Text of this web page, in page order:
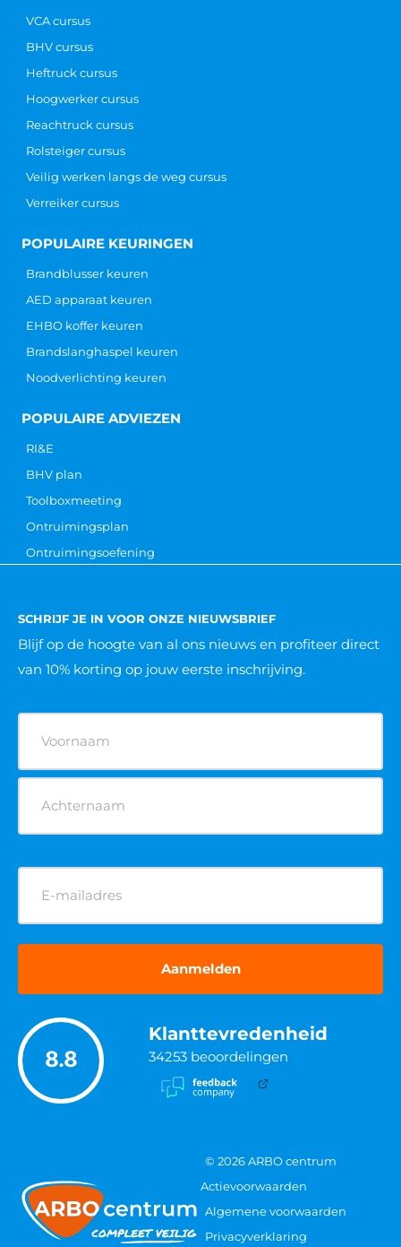
VCA cursus
BHV cursus
Heftruck cursus
Hoogwerker cursus
Reachtruck cursus
Rolsteiger cursus
Veilig werken langs de weg cursus
Verreiker cursus
POPULAIRE KEURINGEN
Brandblusser keuren
AED apparaat keuren
EHBO koffer keuren
Brandslanghaspel keuren
Noodverlichting keuren
POPULAIRE ADVIEZEN
RI&E
BHV plan
Toolboxmeeting
Ontruimingsplan
Ontruimingsoefening
SCHRIJF JE IN VOOR ONZE NIEUWSBRIEF
Blijf op de hoogte van al ons nieuws en profiteer direct
van 10% korting op jouw eerste inschrijving.
(Vereist)
E-
mailadres
(Vereist)
8.8
Klanttevredenheid
34253 beoordelingen
© 2026 ARBO centrum
Actievoorwaarden
Algemene voorwaarden
Privacyverklaring